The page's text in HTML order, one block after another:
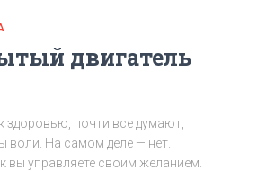
двигатель
здоровью, почти все думают,
воли. На самом деле — нет.
вы управляете своим желанием.